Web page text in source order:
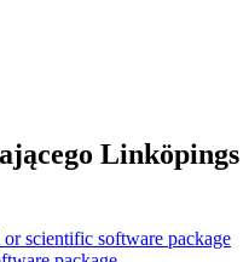
Linköpings
scientific software package